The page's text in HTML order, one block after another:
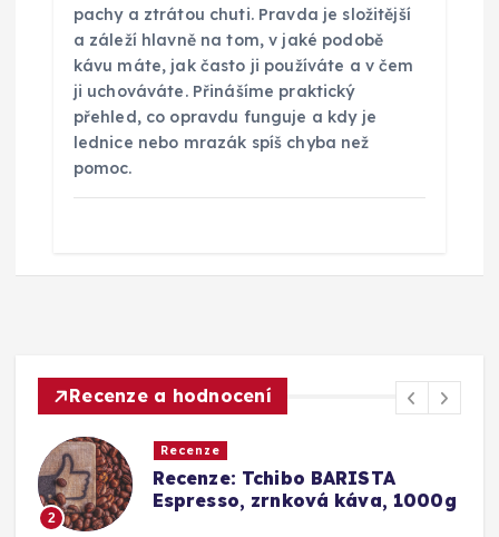
pachy a ztrátou chuti. Pravda je složitější
a záleží hlavně na tom, v jaké podobě
kávu máte, jak často ji používáte a v čem
ji uchováváte. Přinášíme praktický
přehled, co opravdu funguje a kdy je
lednice nebo mrazák spíš chyba než
pomoc.
Recenze a hodnocení
3
Recenze
Srovnání a recenze: Tchibo
Barista Caffè Crema vs.